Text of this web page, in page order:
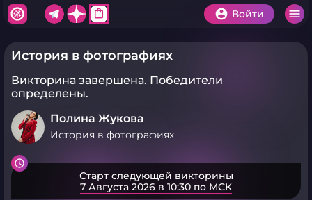
shopping_bag Войти
История в фотографиях
Викторина завершена. Победители
определены.
Полина Жукова
История в фотографиях
Старт следующей викторины
7 Августа 2026 в 10:30 по МСК